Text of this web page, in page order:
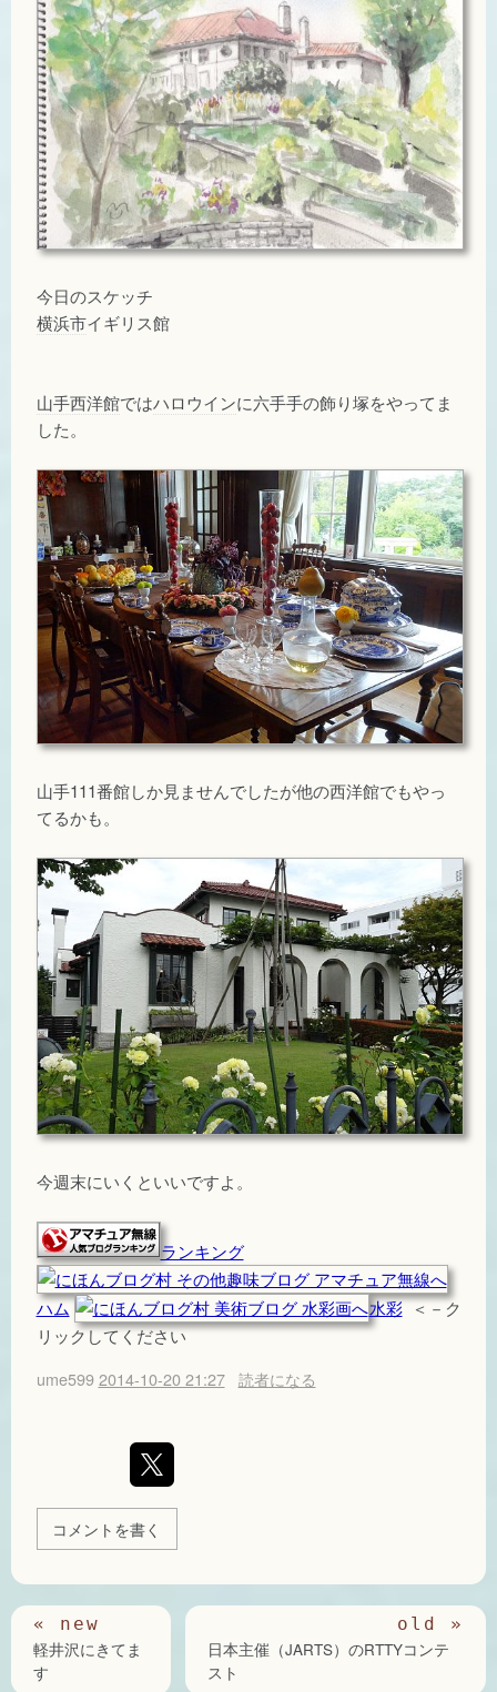
今日のスケッチ
横浜市イギリス館
山手西洋館ではハロウインに六手手の飾り塚をやってま
した。
山手111番館しか見ませんでしたが他の西洋館でもやっ
てるかも。
今週末にいくといいですよ。
ランキング
ハム 水彩＜－ク
リックしてください
ume599 2014-10-20 21:27 読者になる
コメントを書く
軽井沢にきてま
す
日本主催（JARTS）のRTTYコンテ
スト